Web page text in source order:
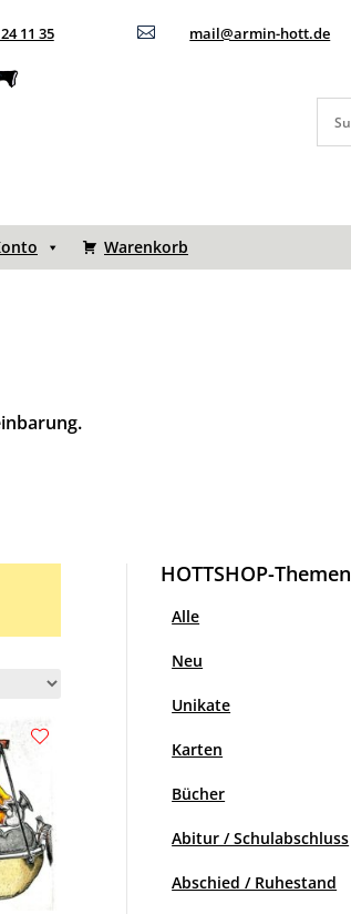
11 35  mail@armin-hott.de
Warenkorb
HOTTSHOP-Themen
Alle
Neu
Unikate
Karten
Bücher
Abitur / Schulabschluss
Abschied / Ruhestand